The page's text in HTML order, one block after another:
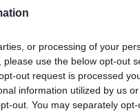
or processing of your
use the below opt-out
out request is processed
information utilized by us
out. You may separately
ομάδα στην Τούμπα για
βήμα για την πρόκριση
ζωντανά τον αγώνα ΕΔΩ